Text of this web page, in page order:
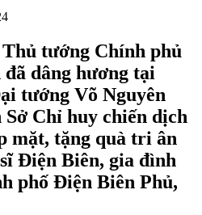
tướng Chính phủ
dâng hương tại
tướng Võ Nguyên
Chỉ huy chiến dịch
mặt, tặng quà tri ân
Điện Biên, gia đình
phố Điện Biên Phủ,